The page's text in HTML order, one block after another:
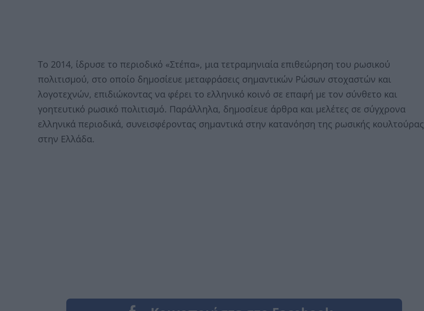
Το 2014, ίδρυσε το περιοδικό «Στέπα», μια τετραμηνιαία επιθεώρηση του ρωσικού
πολιτισμού, στο οποίο δημοσίευε μεταφράσεις σημαντικών Ρώσων στοχαστών και
λογοτεχνών, επιδιώκοντας να φέρει το ελληνικό κοινό σε επαφή με τον σύνθετο και
γοητευτικό ρωσικό πολιτισμό. Παράλληλα, δημοσίευε άρθρα και μελέτες σε σύγχρονα
ελληνικά περιοδικά, συνεισφέροντας σημαντικά στην κατανόηση της ρωσικής κουλτούρας
στην Ελλάδα.